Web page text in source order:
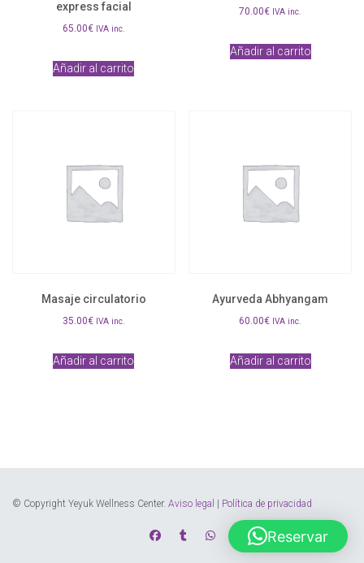
express facial
65.00€ IVA inc.
Añadir al carrito
70.00€ IVA inc.
Añadir al carrito
Masaje circulatorio
35.00€ IVA inc.
Añadir al carrito
Ayurveda Abhyangam
60.00€ IVA inc.
Añadir al carrito
© Copyright Yeyuk Wellness Center. Aviso legal | Política de privacidad
Reservar